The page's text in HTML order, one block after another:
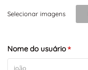
Selecionar imagens
Nome do usuário*